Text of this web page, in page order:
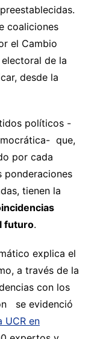
coaliciones
el Cambio
de la
desde la
políticos -
que,
por cada
ponderaciones
tienen la
futuro.
explica el
a través de la
con los
se evidenció
UCR en